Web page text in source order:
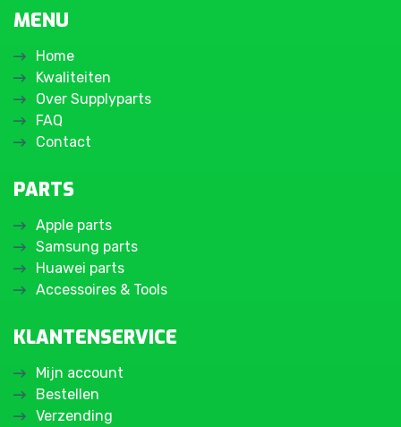
MENU
Home
Kwaliteiten
Over Supplyparts
FAQ
Contact
PARTS
Apple parts
Samsung parts
Huawei parts
Accessoires & Tools
KLANTENSERVICE
Mijn account
Bestellen
Verzending